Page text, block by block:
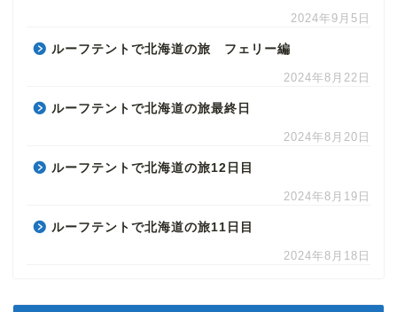
2024年9月5日
ルーフテントで北海道の旅 フェリー編
2024年8月22日
ルーフテントで北海道の旅最終日
2024年8月20日
ルーフテントで北海道の旅12日目
2024年8月19日
ルーフテントで北海道の旅11日目
2024年8月18日